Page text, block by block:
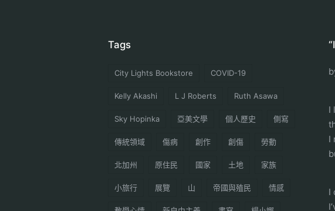
Tags
City Lights Bookstore COVID-19
Kelly Akashi L J Roberts Ruth Asawa
Sky Hopinka 亞美文學 個人歷史 側寫
傳統領域 傷病 創作 創傷 勞動
北加州 原住民 國家 土地 家族
小旅行 展覽 山 帝國與殖民 情感
I
I
I